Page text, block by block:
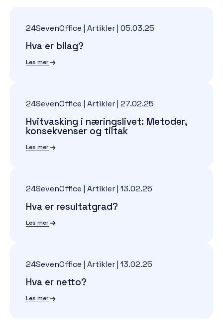
24SevenOffice | Artikler| 05.03.25
Hva er bilag?
Les mer
24SevenOffice | Artikler| 27.02.25
Hvitvasking i næringslivet: Metoder,
konsekvenser og tiltak
Les mer
24SevenOffice | Artikler| 13.02.25
Hva er resultatgrad?
Les mer
24SevenOffice | Artikler| 13.02.25
Hva er netto?
Les mer